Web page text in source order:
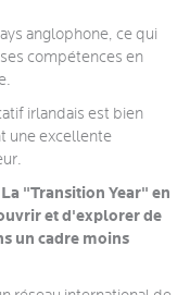
anglophone, ce qui
compétences en
irlandais est bien
une excellente
"Transition Year" en
et d'explorer de
un cadre moins